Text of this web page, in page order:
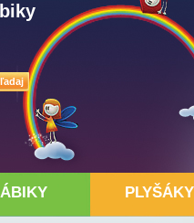
PLYŠÁKY